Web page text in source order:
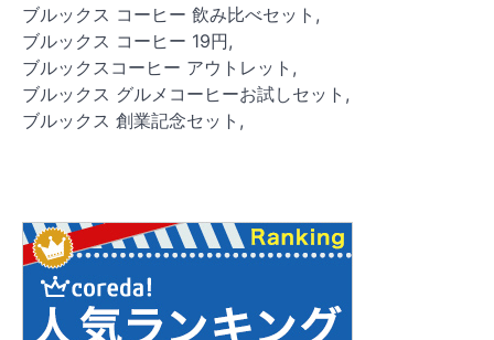
ブルックス コーヒー 飲み比べセット,
ブルックス コーヒー 19円,
ブルックスコーヒー アウトレット,
ブルックス グルメコーヒーお試しセット,
ブルックス 創業記念セット,